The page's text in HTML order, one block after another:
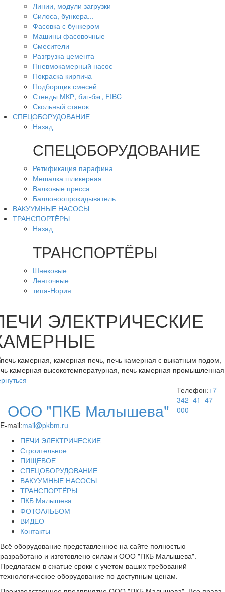
Линии, модули загрузки
Силоса, бункера...
Фасовка с бункером
Машины фасовочные
Смесители
Разгрузка цемента
Пневмокамерный насос
Покраска кирпича
Подборщик смесей
Стенды МКР, биг-бэг, FIBC
Скольный станок
СПЕЦОБОРУДОВАНИЕ
Назад
СПЕЦОБОРУДОВАНИЕ
Ретификация парафина
Мешалка шликерная
Валковые пресса
Баллоноопрокидыватель
ВАКУУМНЫЕ НАСОСЫ
ТРАНСПОРТЁРЫ
Назад
ТРАНСПОРТЁРЫ
Шнековые
Ленточные
типа-Нория
ЭЛЕКТРИЧЕСКИЕ
ООО "ПКБ Малышева"
Телефон:+7–
342–41–47–
000
E-mail:mail@pkbm.ru
ПЕЧИ ЭЛЕКТРИЧЕСКИЕ
Строительное
ПИЩЕВОЕ
СПЕЦОБОРУДОВАНИЕ
ВАКУУМНЫЕ НАСОСЫ
ТРАНСПОРТЁРЫ
ПКБ Малышева
ФОТОАЛЬБОМ
ВИДЕО
Контакты
Всё оборудование представленное на сайте полностью
разработано и изготовлено силами ООО "ПКБ Малышева".
Предлагаем в сжатые сроки с учетом ваших требований
технологическое оборудование по доступным ценам.